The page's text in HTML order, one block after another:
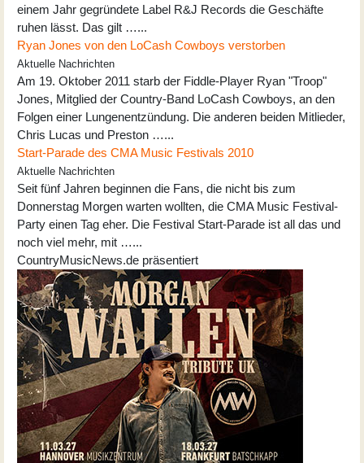
einem Jahr gegründete Label R&J Records die Geschäfte
ruhen lässt. Das gilt …...
Ryan Jones von den LoCash Cowboys verstorben
Aktuelle Nachrichten
Am 19. Oktober 2011 starb der Fiddle-Player Ryan "Troop"
Jones, Mitglied der Country-Band LoCash Cowboys, an den
Folgen einer Lungenentzündung. Die anderen beiden Mitlieder,
Chris Lucas und Preston …...
Start-Parade des CMA Music Festivals 2010
Aktuelle Nachrichten
Seit fünf Jahren beginnen die Fans, die nicht bis zum
Donnerstag Morgen warten wollten, die CMA Music Festival-
Party einen Tag eher. Die Festival Start-Parade ist all das und
noch viel mehr, mit …...
CountryMusicNews.de präsentiert